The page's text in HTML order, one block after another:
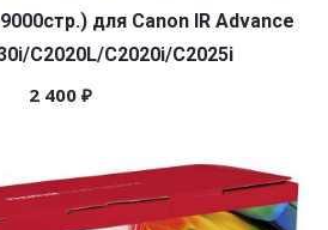
для Canon IR Advance
C2020L/C2020i/C2025i
2 400 ₽